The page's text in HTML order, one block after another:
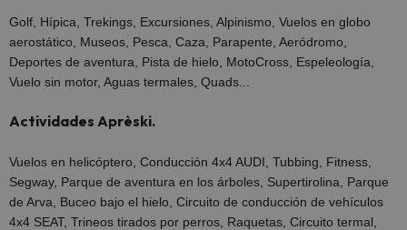
Golf, Hípica, Trekings, Excursiones, Alpinismo, Vuelos en globo
aerostático, Museos, Pesca, Caza, Parapente, Aeródromo,
Deportes de aventura, Pista de hielo, MotoCross, Espeleología,
Vuelo sin motor, Aguas termales, Quads...
Actividades Aprèski.
Vuelos en helicóptero, Conducción 4x4 AUDI, Tubbing, Fitness,
Segway, Parque de aventura en los árboles, Supertirolina, Parque
de Arva, Buceo bajo el hielo, Circuito de conducción de vehículos
4x4 SEAT, Trineos tirados por perros, Raquetas, Circuito termal,